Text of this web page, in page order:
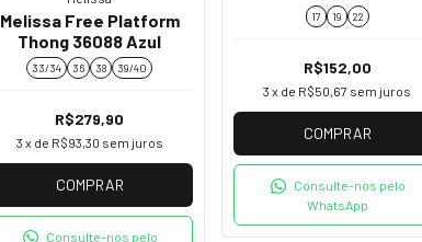
Melissa Free Platform
Thong 36088 Azul
33/34 36 38 39/40
R$279,90
3 x de R$93,30 sem juros
COMPRAR
Consulte-nos pelo
17 19 22
R$152,00
3 x de R$50,67 sem juros
COMPRAR
Consulte-nos pelo
WhatsApp